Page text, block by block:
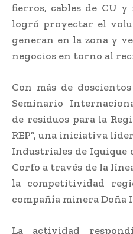
fierros, cables de CU y
logró proyectar el
generan en la zona y
negocios en torno al
Con más de
Seminario
de residuos para la
REP”, una iniciativa
Industriales de Iquique
Corfo a través de la
la competitividad
compañía minera Doña
La actividad